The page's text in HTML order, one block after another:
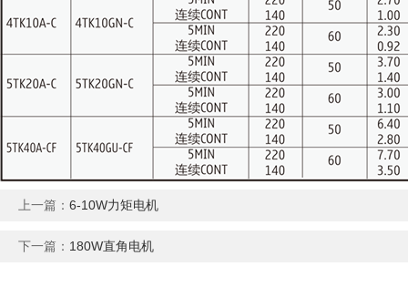
上一篇： 6-10W力矩电机
下一篇： 180W直角电机